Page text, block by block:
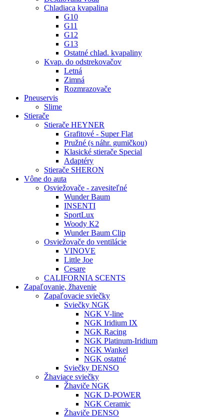
Chladiaca kvapalina
G10
G11
G12
G13
Ostatné chlad. kvapaliny
Kvap. do odstrekovačov
Letná
Zimná
Rozmrazovače
Pneuservis
Slime
Stierače
Stierače HEYNER
Grafitové - Super Flat
Pružné (s náhr. gumičkou)
Klasické stierače Special
Adaptéry
Stierače SHERON
Vône do auta
Osviežovače - zavesiteľné
Wunder Baum
INSENTI
SportLux
Woody K2
Wunder Baum Clip
Osviežovače do ventilácie
VINOVE
Little Joe
Cesare
CALIFORNIA SCENTS
Zapaľovanie, žhavenie
Zapaľovacie sviečky
Sviečky NGK
NGK V-line
NGK Iridium IX
NGK Racing
NGK Platinum-Iridium
NGK Wankel
NGK ostatné
Sviečky DENSO
Žhaviace sviečky
Žhaviče NGK
NGK D-POWER
NGK Ceramic
Žhaviče DENSO